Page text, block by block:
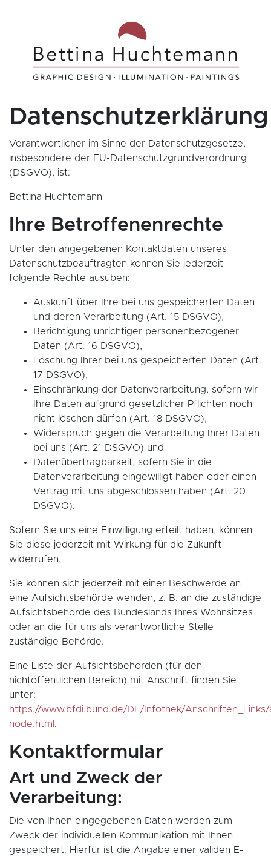
Datenschutzerklärung
Verantwortlicher im Sinne der Datenschutzgesetze,
insbesondere der EU-Datenschutzgrundverordnung
(DSGVO), ist:
Bettina Huchtemann
Ihre Betroffenenrechte
Unter den angegebenen Kontaktdaten unseres
Datenschutzbeauftragten können Sie jederzeit
folgende Rechte ausüben:
Auskunft über Ihre bei uns gespeicherten Daten
und deren Verarbeitung (Art. 15 DSGVO),
Berichtigung unrichtiger personenbezogener
Daten (Art. 16 DSGVO),
Löschung Ihrer bei uns gespeicherten Daten (Art.
17 DSGVO),
Einschränkung der Datenverarbeitung, sofern wir
Ihre Daten aufgrund gesetzlicher Pflichten noch
nicht löschen dürfen (Art. 18 DSGVO),
Widerspruch gegen die Verarbeitung Ihrer Daten
bei uns (Art. 21 DSGVO) und
Datenübertragbarkeit, sofern Sie in die
Datenverarbeitung eingewilligt haben oder einen
Vertrag mit uns abgeschlossen haben (Art. 20
DSGVO).
Sofern Sie uns eine Einwilligung erteilt haben, können
Sie diese jederzeit mit Wirkung für die Zukunft
widerrufen.
Sie können sich jederzeit mit einer Beschwerde an
eine Aufsichtsbehörde wenden, z. B. an die zuständige
Aufsichtsbehörde des Bundeslands Ihres Wohnsitzes
oder an die für uns als verantwortliche Stelle
zuständige Behörde.
Eine Liste der Aufsichtsbehörden (für den
nichtöffentlichen Bereich) mit Anschrift finden Sie
unter:
https://www.bfdi.bund.de/DE/Infothek/Anschriften_Links/
node.html .
Kontaktformular
Art und Zweck der
Verarbeitung:
Die von Ihnen eingegebenen Daten werden zum
Zweck der individuellen Kommunikation mit Ihnen
gespeichert. Hierfür ist die Angabe einer validen E-